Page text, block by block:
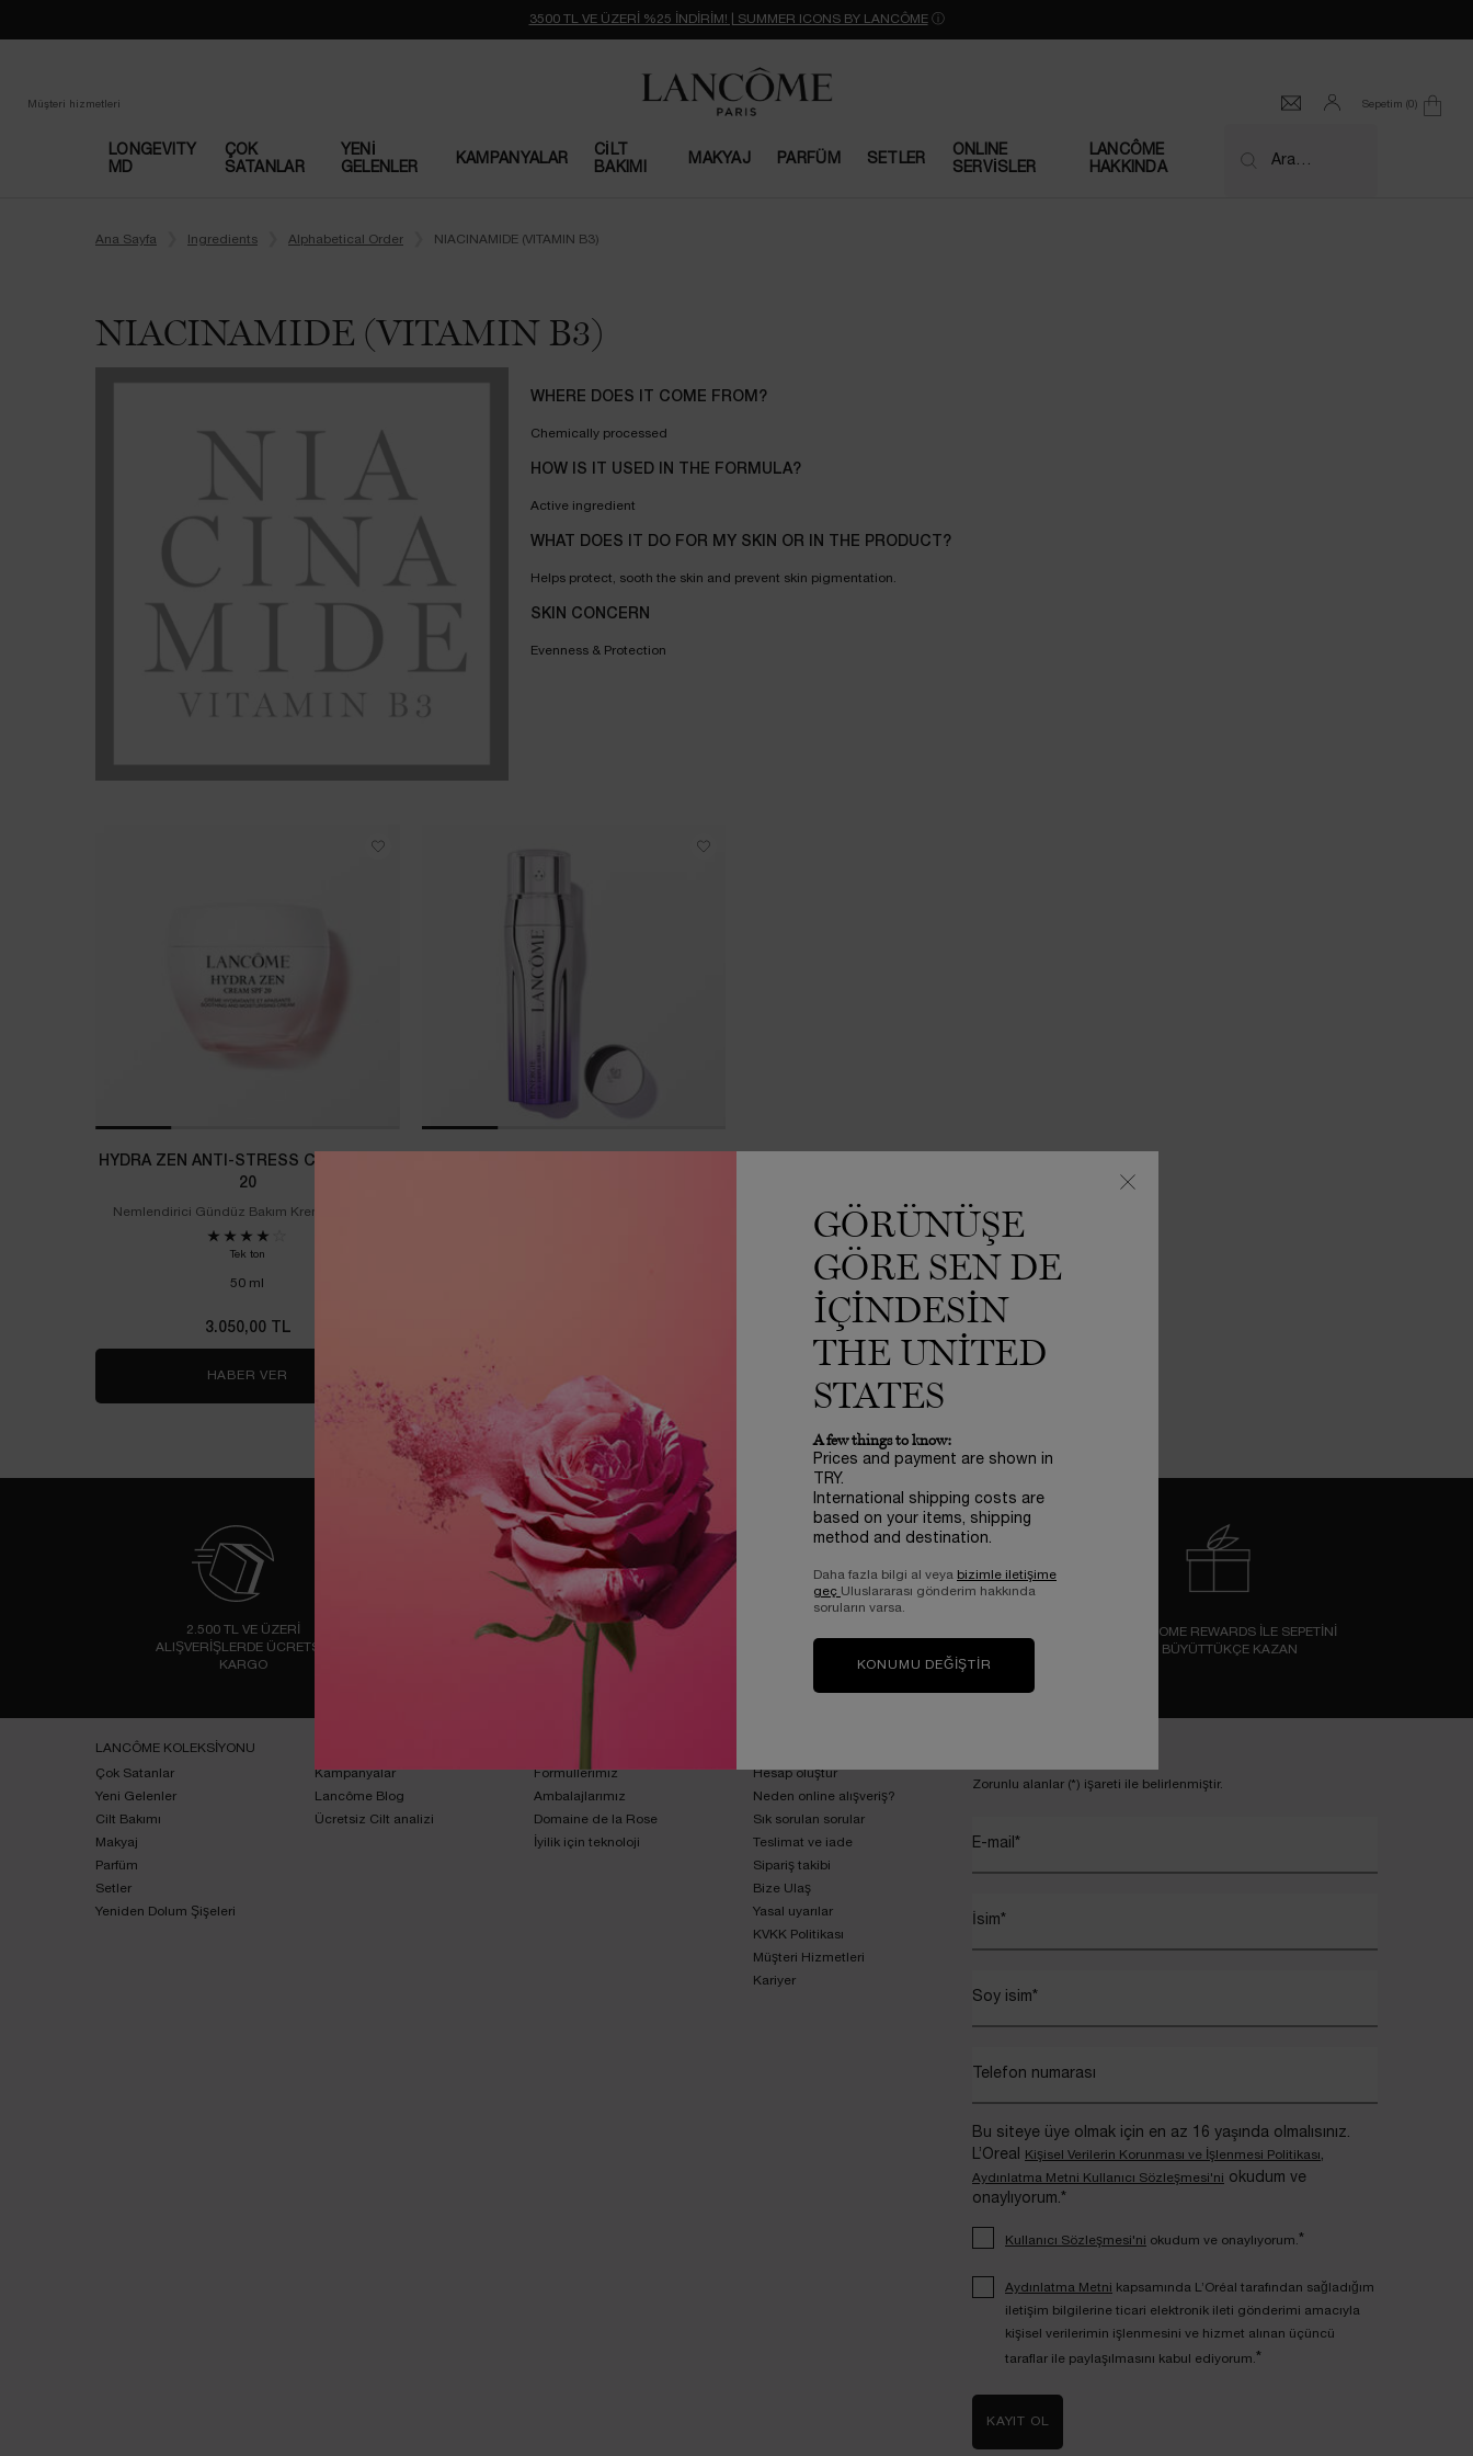
3500 TL VE ÜZERİ %25 İNDİRİM! | SUMMER ICONS BY LANCÔME ⓘ
Müşteri hizmetleri Sepetim 0
0 product in cart
LONGEVITY
MD
ÇOK
SATANLAR​
YENI
GELENLER
KAMPANYALAR
CILT
BAKIMI
MAKYAJ PARFÜM SETLER
ONLINE
SERVİSLER
LANCÔME
HAKKINDA
Ara…
Ana Sayfa Ingredients Alphabetical Order NIACINAMIDE (VITAMIN B3)
NIACINAMIDE (VITAMIN B3)
WHERE DOES IT COME FROM?
Chemically processed
HOW IS IT USED IN THE FORMULA?
Active ingredient
WHAT DOES IT DO FOR MY SKIN OR IN THE PRODUCT?
Helps protect, sooth the skin and prevent skin pigmentation.
SKIN CONCERN
Evenness & Protection
HYDRA ZEN ANTI-STRESS CREAM SPF
20
Nemlendirici Gündüz Bakım Kremi – SPF 20
Tek ton
50 ml
3.050,00 TL
HABER VER WHEN THE HYDRA ZEN ANTI-STRESS CREAM SPF 20 IS AVAILABLE
SEPETE EKLE
2.500 TL VE ÜZERİ
ALIŞVERİŞLERDE ÜCRETSİZ
KARGO
ALIŞVERİŞİNİZE EK SÜRPRİZ 2
DENEME BOY ÜRÜN
LANCOME REWARDS İLE SEPETİNİ
BÜYÜTTÜKÇE KAZAN
LANCÔME KOLEKSİYONU
Çok Satanlar
Yeni Gelenler
Cilt Bakımı
Makyaj
Parfüm
Setler
Yeniden Dolum Şişeleri
Kampanyalar
Lancôme Blog
Ücretsiz Cilt analizi
Formüllerimiz
Ambalajlarımız
Domaine de la Rose
İyilik için teknoloji
Hesap oluştur
Neden online alışveriş?
Sık sorulan sorular
Teslimat ve iade
Sipariş takibi
Bize Ulaş
Yasal uyarılar
KVKK Politikası
Müşteri Hizmetleri
Kariyer
Zorunlu alanlar (*) işareti ile belirlenmiştir.
E-mail *
İsim*
Soy isim*
Telefon numarası
Bu siteye üye olmak için en az 16 yaşında olmalısınız.
L’Oreal
Kişisel Verilerin Korunması ve İşlenmesi Politikası,
Aydınlatma Metni Kullanıcı Sözleşmesi'ni okudum ve
onaylıyorum.*
Kullanıcı Sözleşmesi'ni okudum ve onaylıyorum.*
Aydınlatma Metni kapsamında L’Oréal tarafından sağladığım
iletişim bilgilerine ticari elektronik ileti gönderimi amacıyla
kişisel verilerimin işlenmesini ve hizmet alınan üçüncü
taraflar ile paylaşılmasını kabul ediyorum.*
KAYIT OL
GÖRÜNÜŞE
GÖRE SEN DE
IÇINDESIN
THE UNITED
STATES
A few things to know:
Prices and payment are shown in
TRY.
International shipping costs are
based on your items, shipping
method and destination.
Daha fazla bilgi al veya bizimle iletişime
geç Uluslararası gönderim hakkında
soruların varsa.
KONUMU DEĞIŞTIR